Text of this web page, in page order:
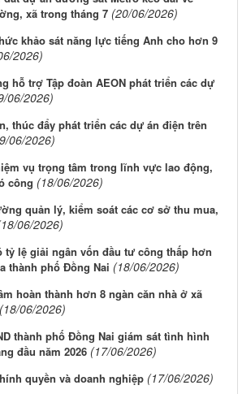
xã trong tháng 7 (20/06/2026)
khảo sát năng lực tiếng Anh cho hơn 9
2026)
hỗ trợ Tập đoàn AEON phát triển các dự
06/2026)
thúc đẩy phát triển các dự án điện trên
06/2026)
vụ trọng tâm trong lĩnh vực lao động,
công (18/06/2026)
quản lý, kiểm soát các cơ sở thu mua,
06/2026)
tỷ lệ giải ngân vốn đầu tư công thấp hơn
thành phố Đồng Nai (18/06/2026)
hoàn thành hơn 8 ngàn căn nhà ở xã
(18/06/2026)
thành phố Đồng Nai giám sát tình hình
đầu năm 2026 (17/06/2026)
quyền và doanh nghiệp (17/06/2026)